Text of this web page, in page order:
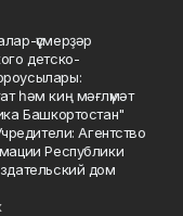
үҫмерҙәр
детско-
һәм киң мәғлүмәт
Башкортостан"
Агентство
Республики
дом